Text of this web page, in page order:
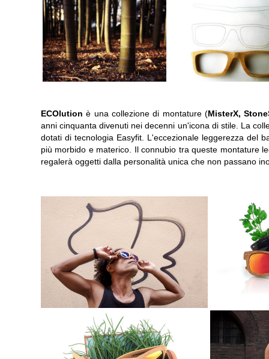
ECOlution è una collezione di montature (MisterX,
anni cinquanta divenuti nei decenni un'icona di stile. La
dotati di tecnologia Easyfit. L'eccezionale leggerezza del
più morbido e materico. Il connubio tra queste montature
regalerà oggetti dalla personalità unica che non passano